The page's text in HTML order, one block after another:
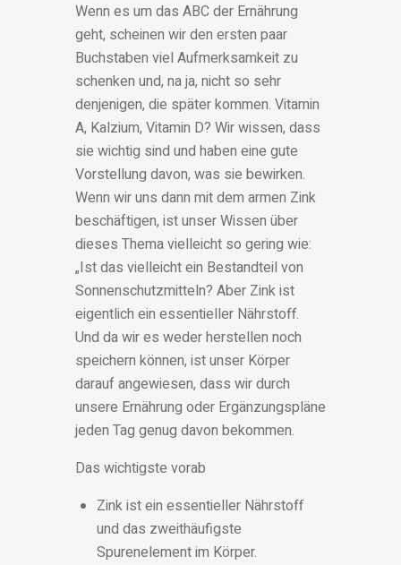
Wenn es um das ABC der Ernährung
geht, scheinen wir den ersten paar
Buchstaben viel Aufmerksamkeit zu
schenken und, na ja, nicht so sehr
denjenigen, die später kommen. Vitamin
A, Kalzium, Vitamin D? Wir wissen, dass
sie wichtig sind und haben eine gute
Vorstellung davon, was sie bewirken.
Wenn wir uns dann mit dem armen Zink
beschäftigen, ist unser Wissen über
dieses Thema vielleicht so gering wie:
„Ist das vielleicht ein Bestandteil von
Sonnenschutzmitteln? Aber Zink ist
eigentlich ein essentieller Nährstoff.
Und da wir es weder herstellen noch
speichern können, ist unser Körper
darauf angewiesen, dass wir durch
unsere Ernährung oder Ergänzungspläne
jeden Tag genug davon bekommen.
Das wichtigste vorab
Zink ist ein essentieller Nährstoff
und das zweithäufigste
Spurenelement im Körper.